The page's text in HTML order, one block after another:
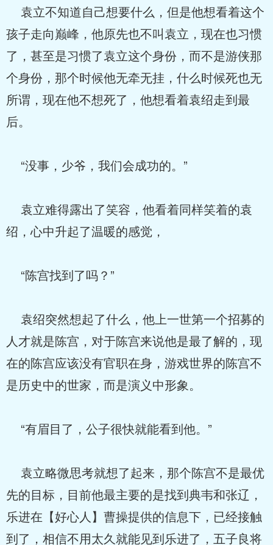
袁立不知道自己想要什么，但是他想看着这个
孩子走向巅峰，他原先也不叫袁立，现在也习惯
了，甚至是习惯了袁立这个身份，而不是游侠那
个身份，那个时候他无牵无挂，什么时候死也无
所谓，现在他不想死了，他想看着袁绍走到最
后。
“没事，少爷，我们会成功的。”
袁立难得露出了笑容，他看着同样笑着的袁
绍，心中升起了温暖的感觉，
“陈宫找到了吗？”
袁绍突然想起了什么，他上一世第一个招募的
人才就是陈宫，对于陈宫来说他是最了解的，现
在的陈宫应该没有官职在身，游戏世界的陈宫不
是历史中的世家，而是演义中形象。
“有眉目了，公子很快就能看到他。”
袁立略微思考就想了起来，那个陈宫不是最优
先的目标，目前他最主要的是找到典韦和张辽，
乐进在【好心人】曹操提供的信息下，已经接触
到了，相信不用太久就能见到乐进了，五子良将